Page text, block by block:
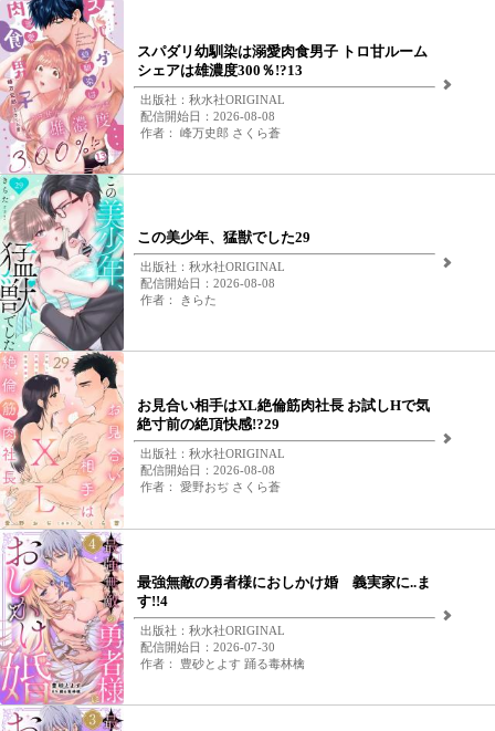
スパダリ幼馴染は溺愛肉食男子 トロ甘ルーム
シェアは雄濃度300％!?13
出版社：秋水社ORIGINAL
配信開始日：2026-08-08
作者： 峰万史郎 さくら蒼
この美少年、猛獣でした29
出版社：秋水社ORIGINAL
配信開始日：2026-08-08
作者： きらた
お見合い相手はXL絶倫筋肉社長 お試しHで気
絶寸前の絶頂快感!?29
出版社：秋水社ORIGINAL
配信開始日：2026-08-08
作者： 愛野おぢ さくら蒼
最強無敵の勇者様におしかけ婚 義実家に..ま
す!!4
出版社：秋水社ORIGINAL
配信開始日：2026-07-30
作者： 豊砂とよす 踊る毒林檎